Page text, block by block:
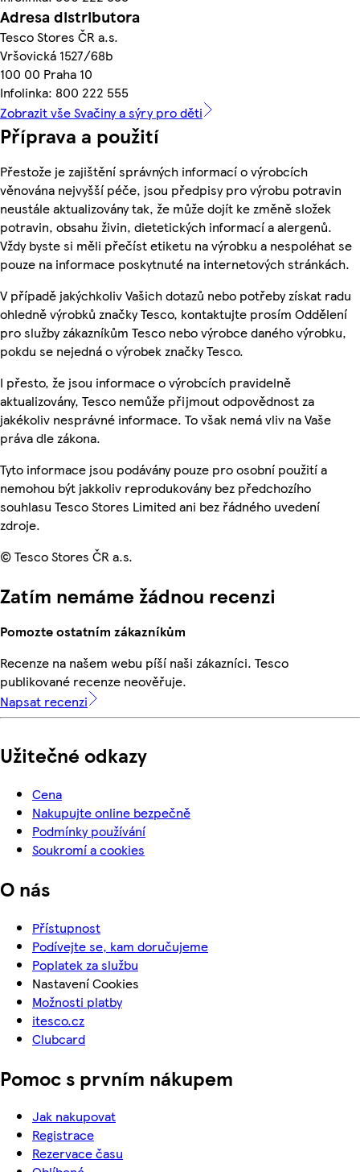
Adresa distributora
Tesco Stores ČR a.s.
Vršovická 1527/68b
100 00 Praha 10
Infolinka: 800 222 555
Zobrazit vše Svačiny a sýry pro děti
Příprava a použití
Přestože je zajištění správných informací o výrobcích
věnována nejvyšší péče, jsou předpisy pro výrobu potravin
neustále aktualizovány tak, že může dojít ke změně složek
potravin, obsahu živin, dietetických informací a alergenů.
Vždy byste si měli přečíst etiketu na výrobku a nespoléhat se
pouze na informace poskytnuté na internetových stránkách.
V případě jakýchkoliv Vašich dotazů nebo potřeby získat radu
ohledně výrobků značky Tesco, kontaktujte prosím Oddělení
pro služby zákazníkům Tesco nebo výrobce daného výrobku,
pokdu se nejedná o výrobek značky Tesco.
I přesto, že jsou informace o výrobcích pravidelně
aktualizovány, Tesco nemůže přijmout odpovědnost za
jakékoliv nesprávné informace. To však nemá vliv na Vaše
práva dle zákona.
Tyto informace jsou podávány pouze pro osobní použití a
nemohou být jakkoliv reprodukovány bez předchozího
souhlasu Tesco Stores Limited ani bez řádného uvedení
zdroje.
© Tesco Stores ČR a.s.
Zatím nemáme žádnou recenzi
Pomozte ostatním zákazníkům
Recenze na našem webu píší naši zákazníci. Tesco
publikované recenze neověřuje.
Napsat recenzi
Užitečné odkazy
Cena
Nakupujte online bezpečně
Podmínky používání
Soukromí a cookies
O nás
Přístupnost
Podívejte se, kam doručujeme
Poplatek za službu
Nastavení Cookies
Možnosti platby
itesco.cz
Clubcard
Pomoc s prvním nákupem
Jak nakupovat
Registrace
Rezervace času